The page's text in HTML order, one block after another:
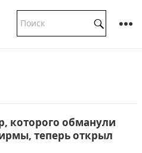
которого обманули
теперь открыл